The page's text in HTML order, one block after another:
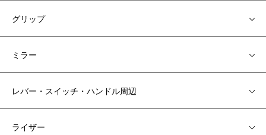
グリップ
ミラー
レバー・スイッチ・ハンドル周辺
ライザー